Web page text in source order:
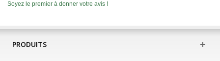
Soyez le premier à donner votre avis !
PRODUITS